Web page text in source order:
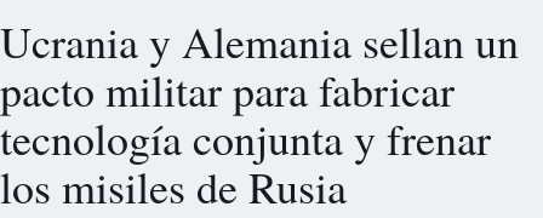
Ucrania y Alemania sellan un
pacto militar para fabricar
tecnología conjunta y frenar
los misiles de Rusia